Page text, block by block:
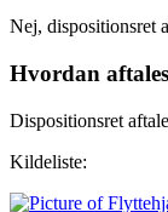
Nej, dispositionsret
Hvordan
Dispositionsret
Kildeliste: